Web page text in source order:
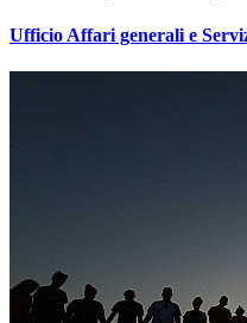
Ufficio Affari generali e